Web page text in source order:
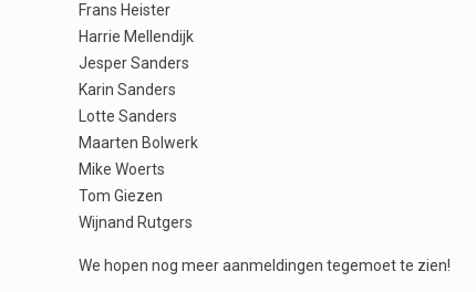
Frans Heister
Harrie Mellendijk
Jesper Sanders
Karin Sanders
Lotte Sanders
Maarten Bolwerk
Mike Woerts
Tom Giezen
Wijnand Rutgers
We hopen nog meer aanmeldingen tegemoet te zien!